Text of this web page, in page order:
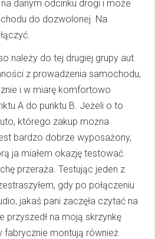
danym odcinku drogi i może
do dozwolonej. Na
należy do tej drugiej grupy aut.
z prowadzenia samochodu,
i w miarę komfortowo
A do punktu B. Jeżeli o to
którego zakup można
bardzo dobrze wyposażony,
ja miałem okazję testować.
przeraża. Testując jeden z
gdy po połączeniu
jakaś pani zaczęła czytać na
przyszedł na moją skrzynkę
montują również